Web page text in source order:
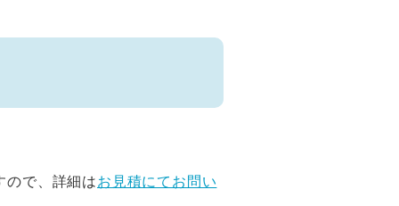
ので、詳細はお見積にてお問い